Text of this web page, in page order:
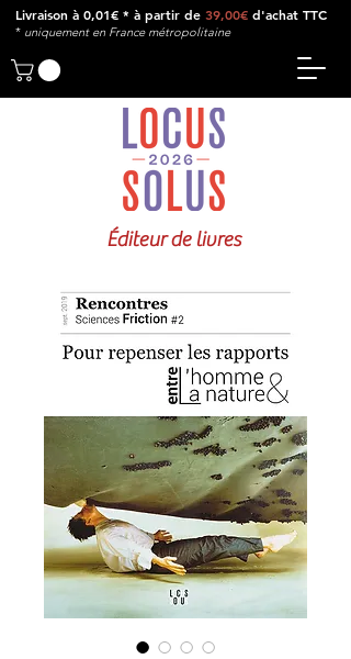
Livraison à 0,01€ * à partir de 39,00€ d'achat TTC
* uniquement en France métropolitaine
Éditeur de livres